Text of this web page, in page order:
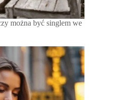
można być singlem we